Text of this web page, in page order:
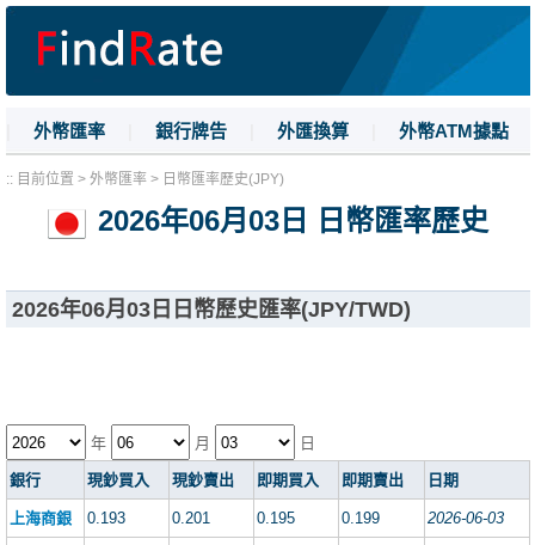
外幣匯率 銀行牌告 外匯換算 外幣ATM據點
| 名詞解釋 | 換匯技巧
:: 目前位置 > 外幣匯率 > 日幣匯率歷史(JPY)
2026年06月03日 日幣匯率歷史
2026年06月03日日幣歷史匯率(JPY/TWD)
年 月 日
銀行 現鈔買入 現鈔賣出 即期買入 即期賣出 日期
上海商銀 0.193 0.201 0.195 0.199 2026-06-03